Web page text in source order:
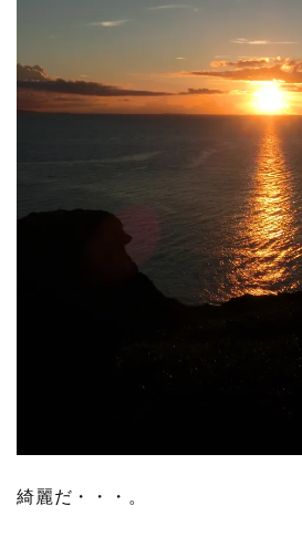
綺麗だ・・・。